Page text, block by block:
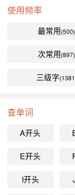
使用频率
最常用(500)
次常用(897)
三级字
查单词
A开头
E开头
I开头